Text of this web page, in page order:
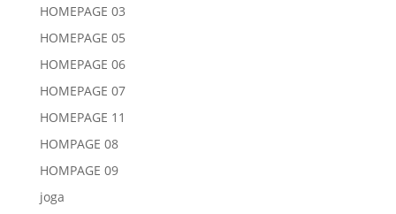
HOMEPAGE 03
HOMEPAGE 05
HOMEPAGE 06
HOMEPAGE 07
HOMEPAGE 11
HOMPAGE 08
HOMPAGE 09
joga